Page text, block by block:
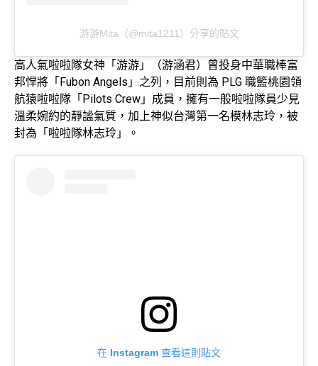
游游Mita（@mita1211）分享的貼文
高人氣啦啦隊女神「游游」（游涵君）曾投身中華職棒富
邦悍將「Fubon Angels」之列，目前則為 PLG 職籃桃園領
航猿啦啦隊「Pilots Crew」成員，擁有一般啦啦隊員少見
溫柔婉約的靜謐氣質，加上神似台灣第一名模林志玲，被
封為「啦啦隊林志玲」。
在 Instagram 查看這則貼文